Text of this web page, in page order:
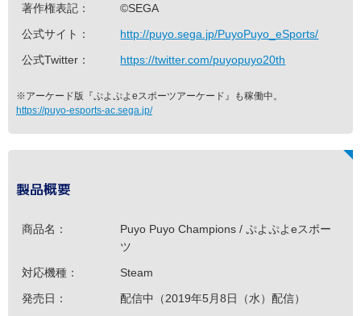
著作権表記：
©SEGA
公式サイト：
http://puyo.sega.jp/PuyoPuyo_eSports/
公式Twitter：
https://twitter.com/puyopuyo20th
※アーケード版『ぷよぷよeスポーツアーケード』も稼働中。
https://puyo-esports-ac.sega.jp/
製品概要
商品名：
Puyo Puyo Champions / ぷよぷよeスポー
ツ
対応機種：
Steam
発売日：
配信中（2019年5月8日（水）配信）